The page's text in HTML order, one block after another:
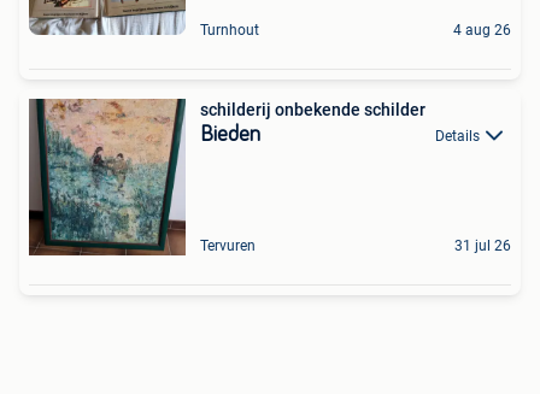
Turnhout 4 aug 26
schilderij onbekende schilder
Bieden Details
Tervuren 31 jul 26